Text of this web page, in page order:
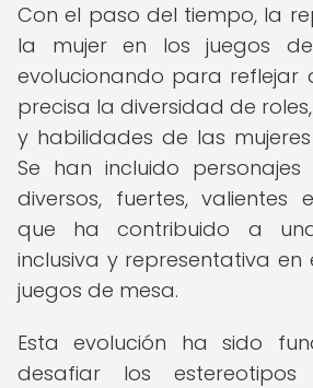
Con el paso del tiempo, la
la mujer en los juegos
evolucionando para reflejar
precisa la diversidad de
y habilidades de las
Se han incluido personajes
diversos, fuertes, valientes
que ha contribuido a
inclusiva y representativa
juegos de mesa.
Esta evolución ha sido
desafiar los